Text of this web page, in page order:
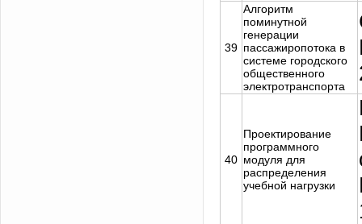
39
Алгоритм
поминутной
генерации
пассажиропотока в
системе городского
общественного
электротранспорта
40
Проектирование
программного
модуля для
распределения
учебной нагрузки